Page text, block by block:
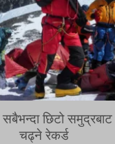
छिटो
चढ्ने रेकर्ड